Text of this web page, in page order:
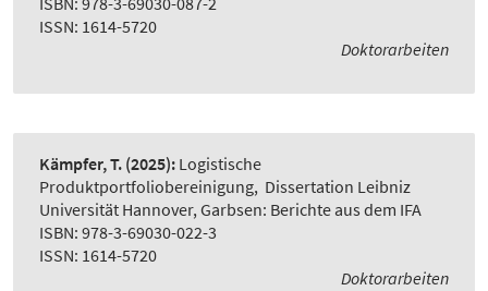
ISSN: 1614-5720
Doktorarbeiten
Kämpfer, T. (2025): Logistische
Produktportfoliobereinigung, Dissertation Leibniz
Universität Hannover, Garbsen: Berichte aus dem IFA
ISBN: 978-3-69030-022-3
ISSN: 1614-5720
Doktorarbeiten